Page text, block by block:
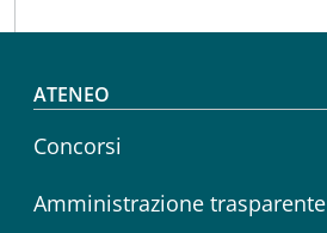
Footer menu
ATENEO
Concorsi
Amministrazione trasparente